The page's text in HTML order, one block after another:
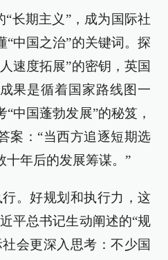
“长期主义”，成为国际社
“中国之治”的关键词。探
速度拓展”的密钥，英国
果是循着国家路线图一
中国蓬勃发展”的秘笈，
案：“当西方追逐短期选
十年后的发展筹谋。”
。好规划和执行力，这
平总书记生动阐述的“规
会更深入思考：不少国